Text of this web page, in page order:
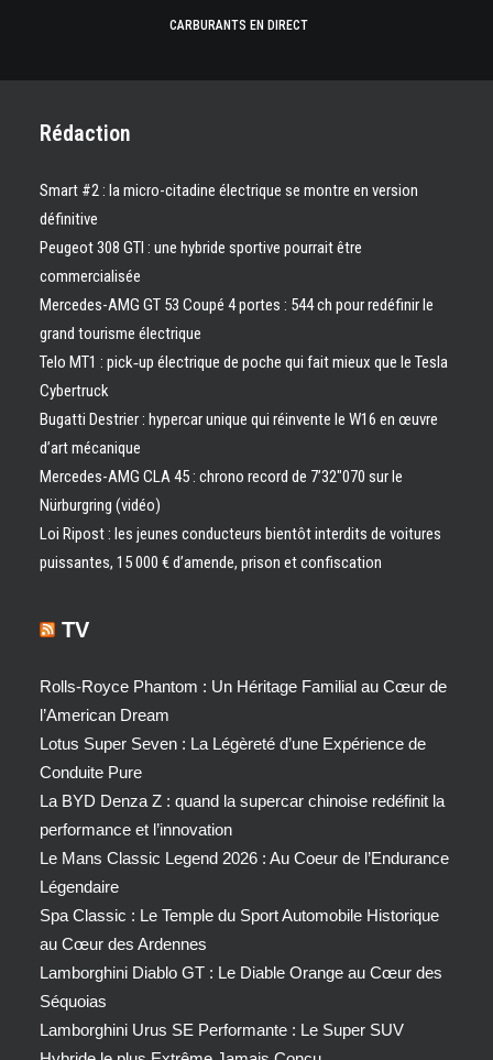
CARBURANTS EN DIRECT
Rédaction
Smart #2 : la micro-citadine électrique se montre en version
définitive
Peugeot 308 GTI : une hybride sportive pourrait être
commercialisée
Mercedes-AMG GT 53 Coupé 4 portes : 544 ch pour redéfinir le
grand tourisme électrique
Telo MT1 : pick‑up électrique de poche qui fait mieux que le Tesla
Cybertruck
Bugatti Destrier : hypercar unique qui réinvente le W16 en œuvre
d’art mécanique
Mercedes-AMG CLA 45 : chrono record de 7’32″070 sur le
Nürburgring (vidéo)
Loi Ripost : les jeunes conducteurs bientôt interdits de voitures
puissantes, 15 000 € d’amende, prison et confiscation
TV
Rolls-Royce Phantom : Un Héritage Familial au Cœur de
l’American Dream
Lotus Super Seven : La Légèreté d’une Expérience de
Conduite Pure
La BYD Denza Z : quand la supercar chinoise redéfinit la
performance et l’innovation
Le Mans Classic Legend 2026 : Au Coeur de l’Endurance
Légendaire
Spa Classic : Le Temple du Sport Automobile Historique
au Cœur des Ardennes
Lamborghini Diablo GT : Le Diable Orange au Cœur des
Séquoias
Lamborghini Urus SE Performante : Le Super SUV